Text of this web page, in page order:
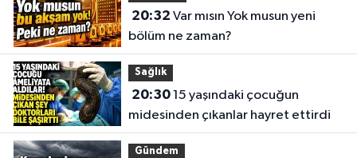
20:32
bölüm ne zaman?
Sağlık
20:3015 yaşındaki çocuğun
midesinden çıkanlar hayret ettirdi
Gündem